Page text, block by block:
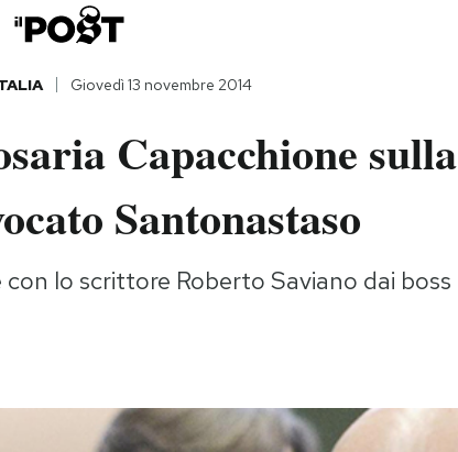
Giovedì 13 novembre 2014
Capacchione sulla
Santonastaso
lo scrittore Roberto Saviano dai boss